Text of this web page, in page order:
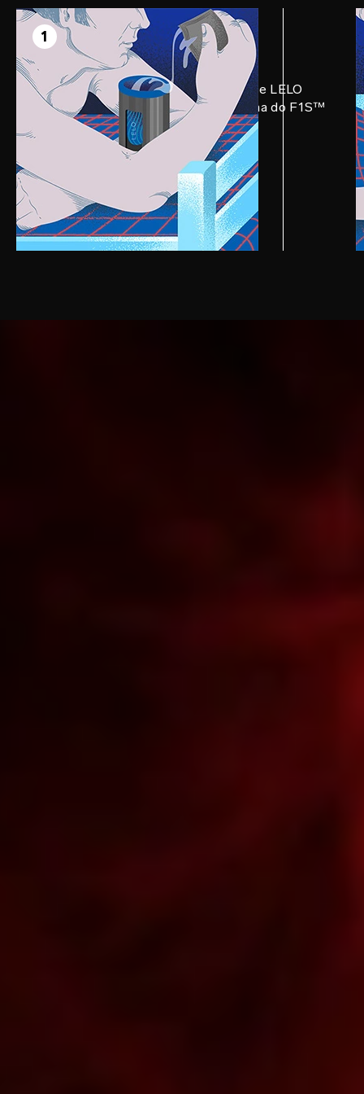
1
PASSO 1
Prepare
Aplique uma quantidade generosa de LELO
Personal Moisturizer na parte interna do F1S™
V2. Quanto mais, melhor.